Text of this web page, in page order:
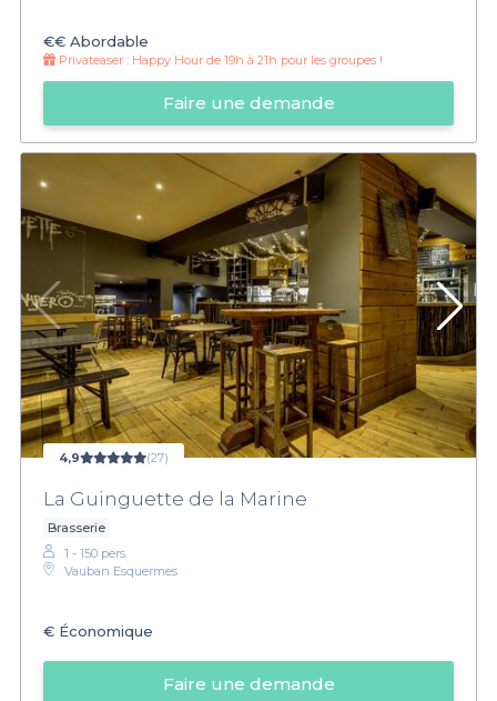
€€ Abordable
Privateaser : Happy Hour de 19h à 21h pour les groupes !
Faire une demande
4,9 (27)
La Guinguette de la Marine
Brasserie
1 - 150 pers.
Vauban Esquermes
€ Économique
Faire une demande